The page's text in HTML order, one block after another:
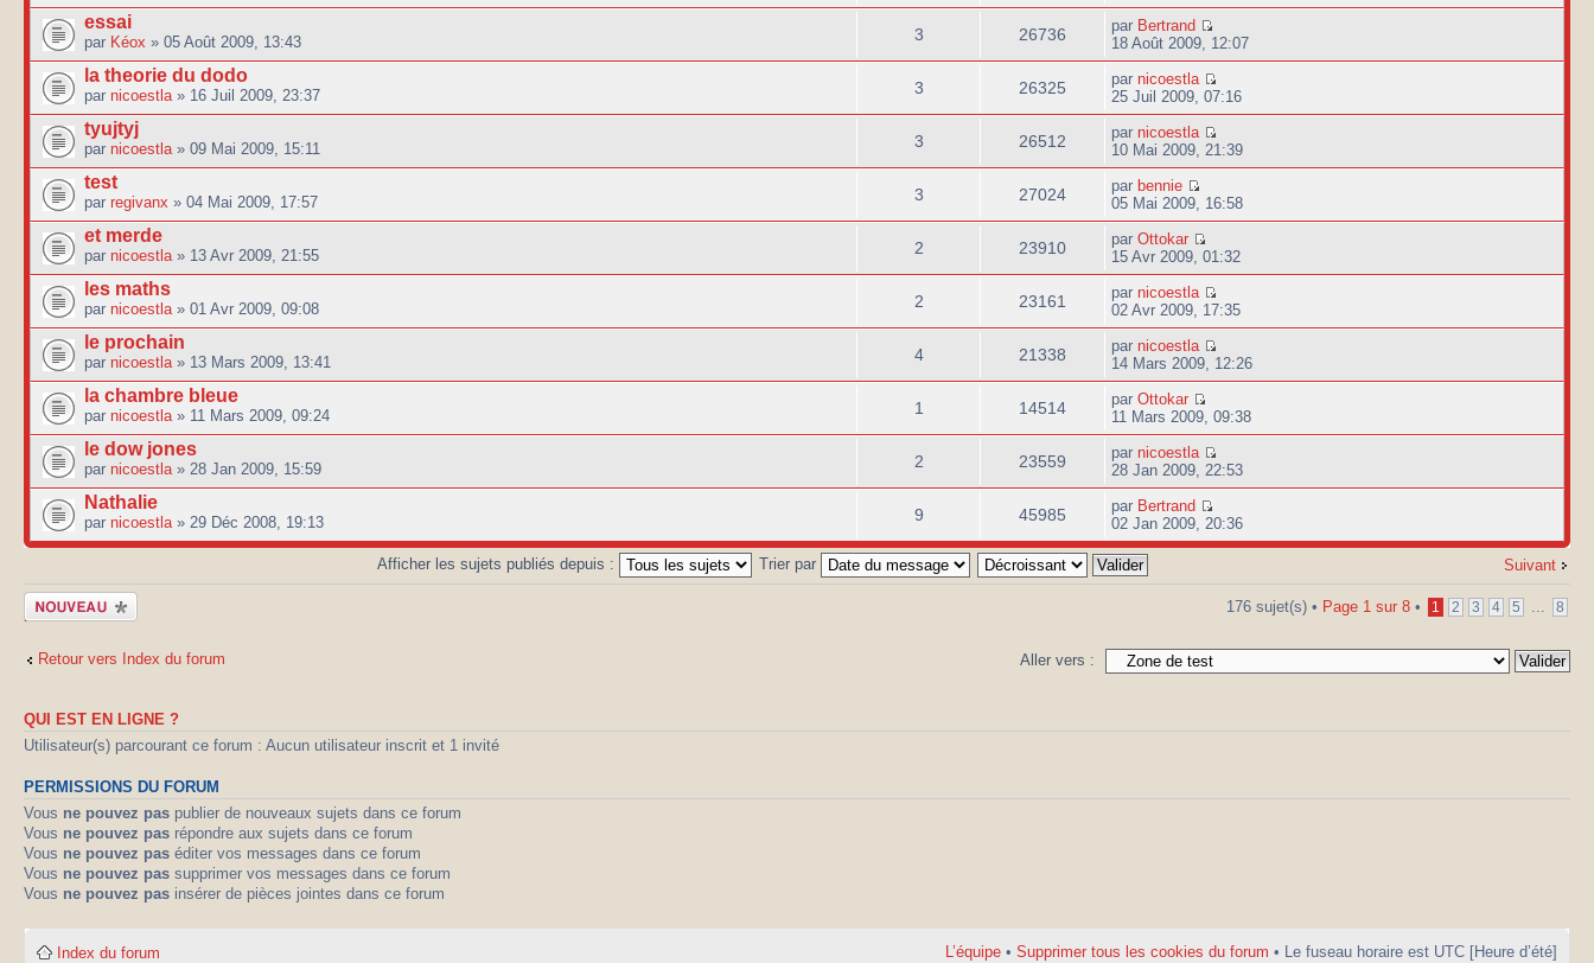
essai
par Kéox » 05 Août 2009, 13:43 3 26736 par Bertrand
18 Août 2009, 12:07
la theorie du dodo
par nicoestla » 16 Juil 2009, 23:37 3 26325 par nicoestla
25 Juil 2009, 07:16
tyujtyj
par nicoestla » 09 Mai 2009, 15:11 3 26512 par nicoestla
10 Mai 2009, 21:39
test
par regivanx » 04 Mai 2009, 17:57 3 27024 par bennie
05 Mai 2009, 16:58
et merde
par nicoestla » 13 Avr 2009, 21:55 2 23910 par Ottokar
15 Avr 2009, 01:32
les maths
par nicoestla » 01 Avr 2009, 09:08 2 23161 par nicoestla
02 Avr 2009, 17:35
le prochain
par nicoestla » 13 Mars 2009, 13:41 4 21338 par nicoestla
14 Mars 2009, 12:26
la chambre bleue
par nicoestla » 11 Mars 2009, 09:24 1 14514 par Ottokar
11 Mars 2009, 09:38
le dow jones
par nicoestla » 28 Jan 2009, 15:59 2 23559 par nicoestla
28 Jan 2009, 22:53
Nathalie
par nicoestla » 29 Déc 2008, 19:13 9 45985 par Bertrand
02 Jan 2009, 20:36
Suivant
Afficher les sujets publiés depuis : Trier par
Publier un
nouveau sujet
176 sujet(s) • Page 1 sur 8 • 1 2 3 4 5 8
Retour vers Index du forum Aller vers :
QUI EST EN LIGNE ?
Utilisateur(s) parcourant ce forum : Aucun utilisateur inscrit et 1 invité
PERMISSIONS DU FORUM
Vous ne pouvez pas publier de nouveaux sujets dans ce forum
Vous ne pouvez pas répondre aux sujets dans ce forum
Vous ne pouvez pas éditer vos messages dans ce forum
Vous ne pouvez pas supprimer vos messages dans ce forum
Vous ne pouvez pas insérer de pièces jointes dans ce forum
Index du forum L’équipe • Supprimer tous les cookies du forum • Le fuseau horaire est UTC [Heure d’été]